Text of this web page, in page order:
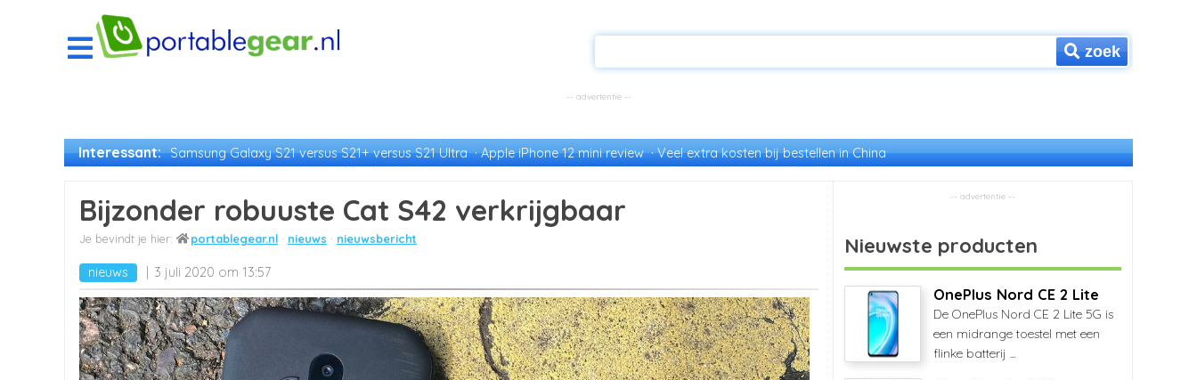
zoek
Interessant: Samsung Galaxy S21 versus S21+ versus S21 Ultra Apple iPhone 12 mini review Veel extra kosten bij bestellen in China
Bijzonder robuuste Cat S42 verkrijgbaar
portablegear.nl nieuws nieuwsbericht
nieuws 3 juli 2020 om 13:57
Nieuwste producten
OnePlus Nord CE 2 Lite
De OnePlus Nord CE 2 Lite 5G is
een midrange toestel met een
flinke batterij ...